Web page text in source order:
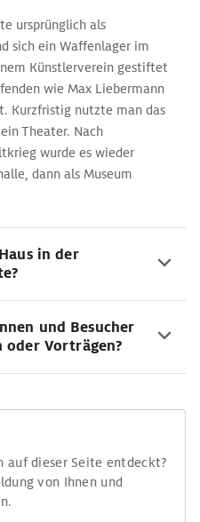
ursprünglich als
sich ein Waffenlager im
Künstlerverein gestiftet
wie Max Liebermann
Kurzfristig nutzte man das
Theater. Nach
wurde es wieder
dann als Museum
in der
und Besucher
oder Vorträgen?
auf dieser Seite entdeckt?
von Ihnen und